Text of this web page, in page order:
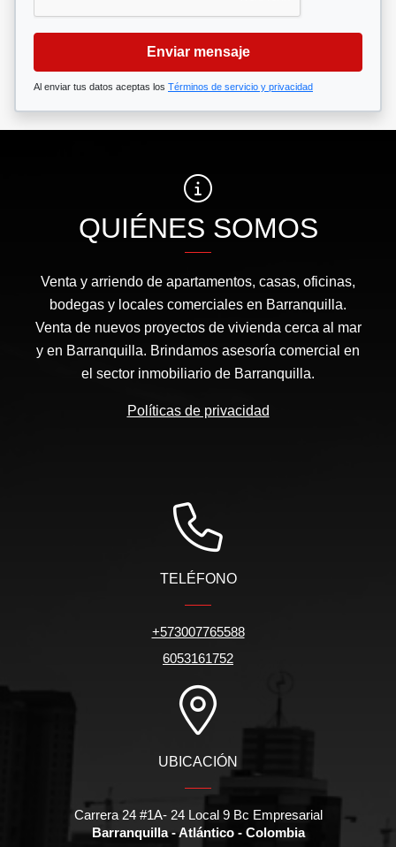
Enviar mensaje
Al enviar tus datos aceptas los Términos de servicio y privacidad
QUIÉNES SOMOS
Venta y arriendo de apartamentos, casas, oficinas,
bodegas y locales comerciales en Barranquilla.
Venta de nuevos proyectos de vivienda cerca al mar
y en Barranquilla. Brindamos asesoría comercial en
el sector inmobiliario de Barranquilla.
Políticas de privacidad
TELÉFONO
+573007765588
6053161752
UBICACIÓN
Carrera 24 #1A- 24 Local 9 Bc Empresarial
Barranquilla - Atlántico - Colombia